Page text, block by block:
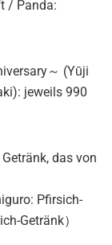
/ Panda:
～ (Yūji
jeweils 990
das von
Pfirsich-
Getränk）